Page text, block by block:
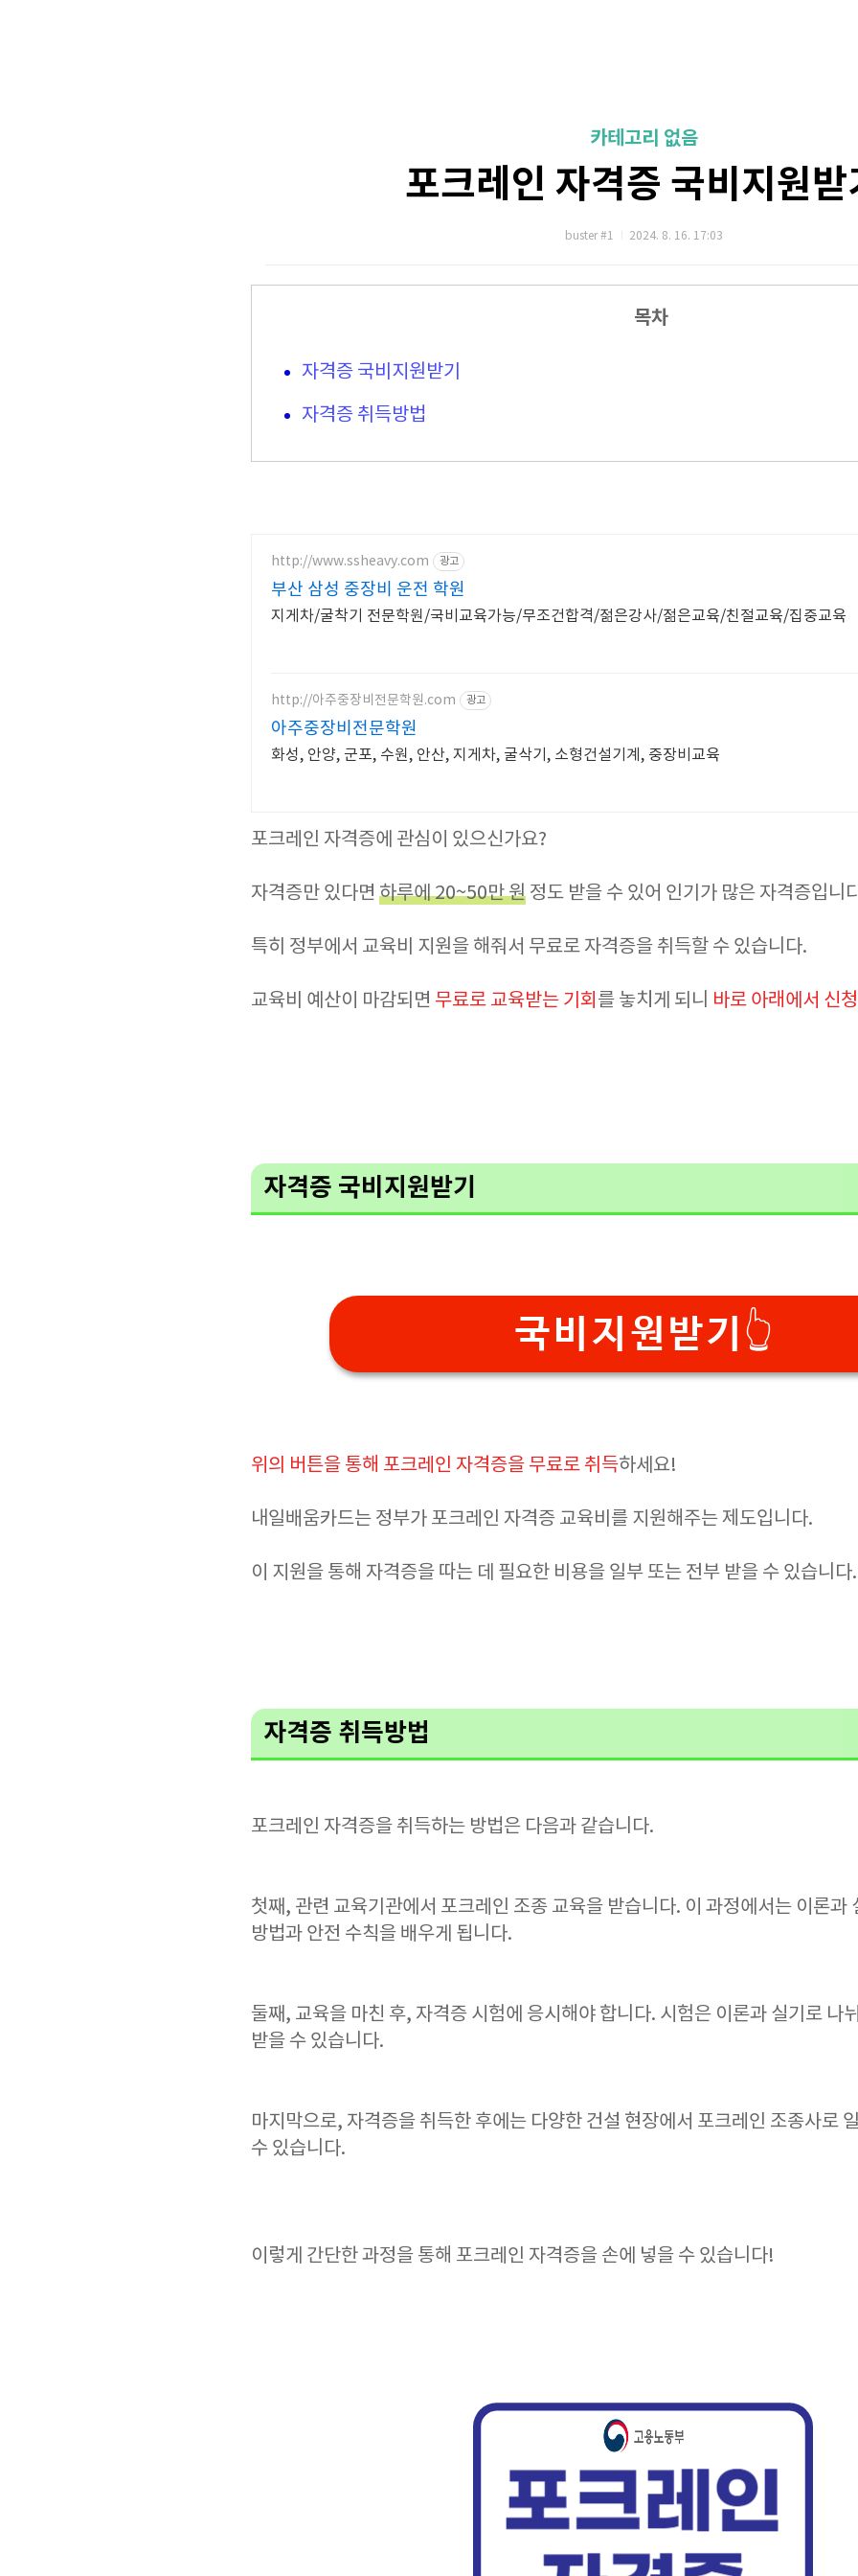
카테고리 없음
포크레인 자격증 국비지원받
buster #1 2024. 8. 16. 17:03
목차
자격증 국비지원받기
자격증 취득방법
http://www.ssheavy.com 광고
부산 삼성 중장비 운전 학원
지게차/굴착기 전문학원/국비교육가능/무조건합격/젊은강사/젊은교육/친절교육/집중교육
http://아주중장비전문학원.com 광고
아주중장비전문학원
화성, 안양, 군포, 수원, 안산, 지게차, 굴삭기, 소형건설기계, 중장비교육
포크레인 자격증에 관심이 있으신가요?
자격증만 있다면 하루에 20~50만 원 정도 받을 수 있어 인기가 많은 자격증입니
특히 정부에서 교육비 지원을 해줘서 무료로 자격증을 취득할 수 있습니다.
교육비 예산이 마감되면 무료로 교육받는 기회 를 놓치게 되니 바로 아래에서 신
자격증 국비지원받기
국비지원받기👆
위의 버튼을 통해 포크레인 자격증을 무료로 취득하세요!
내일배움카드는 정부가 포크레인 자격증 교육비를 지원해주는 제도입니다.
이 지원을 통해 자격증을 따는 데 필요한 비용을 일부 또는 전부 받을 수 있습니
자격증 취득방법
포크레인 자격증을 취득하는 방법은 다음과 같습니다.
첫째, 관련 교육기관에서 포크레인 조종 교육을 받습니다. 이 과정에서는 이론과
방법과 안전 수칙을 배우게 됩니다.
둘째, 교육을 마친 후, 자격증 시험에 응시해야 합니다. 시험은 이론과 실기로 나
받을 수 있습니다.
마지막으로, 자격증을 취득한 후에는 다양한 건설 현장에서 포크레인 조종사로
수 있습니다.
이렇게 간단한 과정을 통해 포크레인 자격증을 손에 넣을 수 있습니다!